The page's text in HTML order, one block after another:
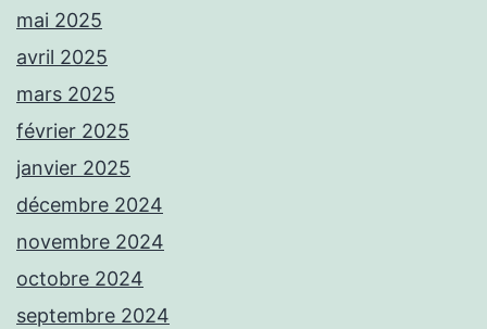
mai 2025
avril 2025
mars 2025
février 2025
janvier 2025
décembre 2024
novembre 2024
octobre 2024
septembre 2024